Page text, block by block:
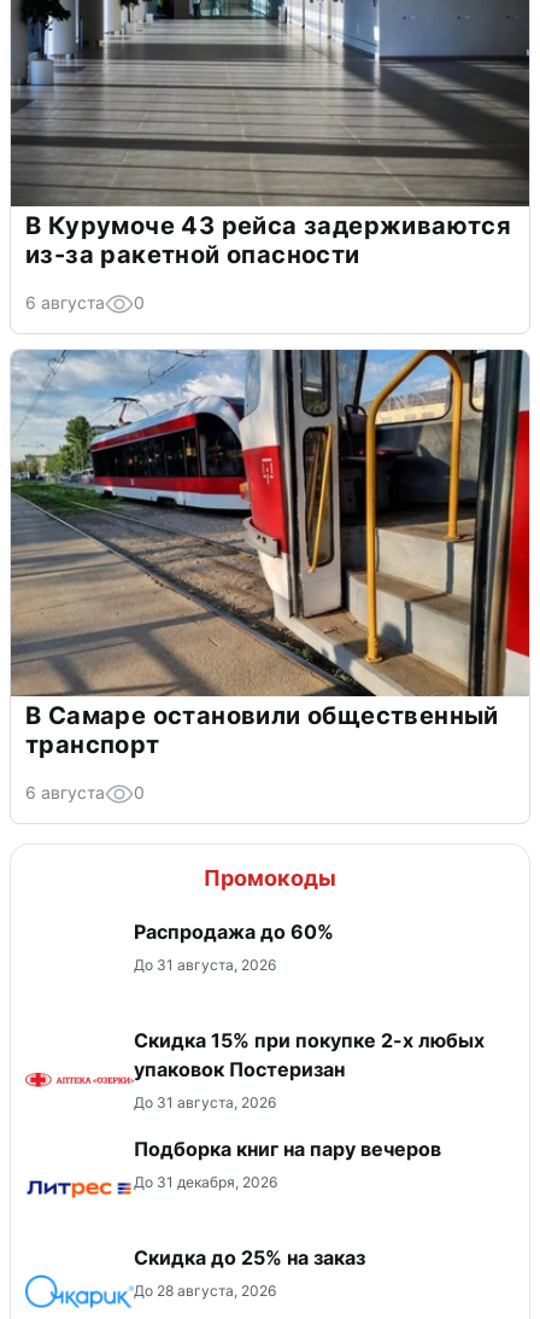
В Курумоче 43 рейса задерживаются
из-за ракетной опасности
6 августа 0
В Самаре остановили общественный
транспорт
6 августа 0
Промокоды
Распродажа до 60%
До 31 августа, 2026
Скидка 15% при покупке 2-х любых
упаковок Постеризан
До 31 августа, 2026
Подборка книг на пару вечеров
До 31 декабря, 2026
Скидка до 25% на заказ
До 28 августа, 2026